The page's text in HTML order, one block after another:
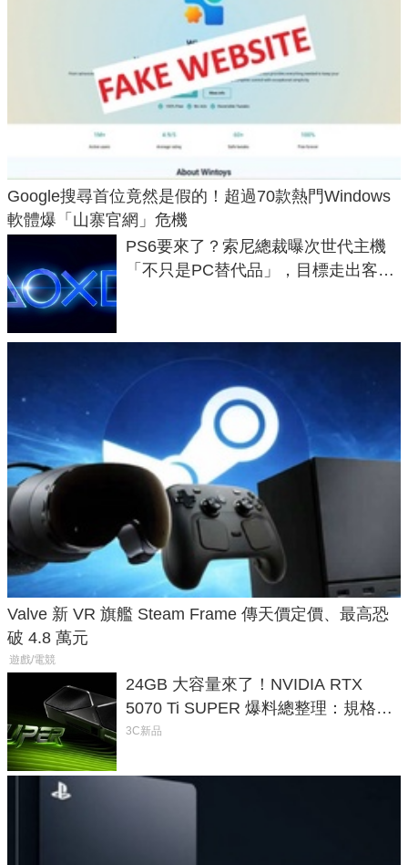
Google搜尋首位竟然是假的！超過70款熱門Windows
軟體爆「山寨官網」危機
PS6要來了？索尼總裁曝次世代主機
「不只是PC替代品」，目標走出客
Valve 新 VR 旗艦 Steam Frame 傳天價定價、最高恐
破 4.8 萬元
遊戲/電競
24GB 大容量來了！NVIDIA RTX
5070 Ti SUPER 爆料總整理：規格、
功耗、上市時間
3C新品